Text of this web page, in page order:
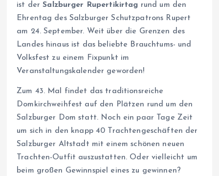
ist derSalzburger Rupertikirtag rund um den
Ehrentag des Salzburger Schutzpatrons Rupert
am 24. September. Weit über die Grenzen des
Landes hinaus ist das beliebte Brauchtums- und
Volksfest zu einem Fixpunkt im
Veranstaltungskalender geworden!
Zum 43. Mal findet das traditionsreiche
Domkirchweihfest auf den Plätzen rund um den
Salzburger Dom statt. Noch ein paar Tage Zeit
um sich in den knapp 40 Trachtengeschäften der
Salzburger Altstadt mit einem schönen neuen
Trachten-Outfit auszustatten. Oder vielleicht um
beim großen Gewinnspiel eines zu gewinnen?